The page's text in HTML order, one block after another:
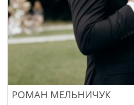
РОМАН МЕЛЬНИЧУК